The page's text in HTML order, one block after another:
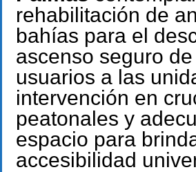
rehabilitación de
bahías para el
ascenso seguro
usuarios a las
intervención en
peatonales y
espacio para
accesibilidad